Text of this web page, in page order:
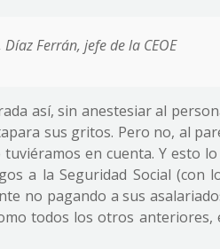
Díaz Ferrán, jefe de la CEOE
así, sin anestesiar al
sus gritos. Pero no, al
en cuenta. Y esto
a la Seguridad Social (con
no pagando a sus
todos los otros anteriores,